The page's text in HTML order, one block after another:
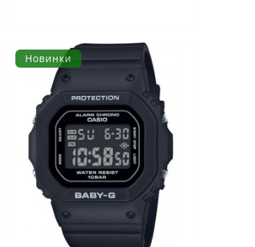
Новинки